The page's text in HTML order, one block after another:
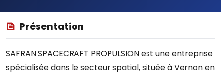
Présentation
SAFRAN SPACECRAFT PROPULSION est une entreprise
spécialisée dans le secteur spatial, située à Vernon en